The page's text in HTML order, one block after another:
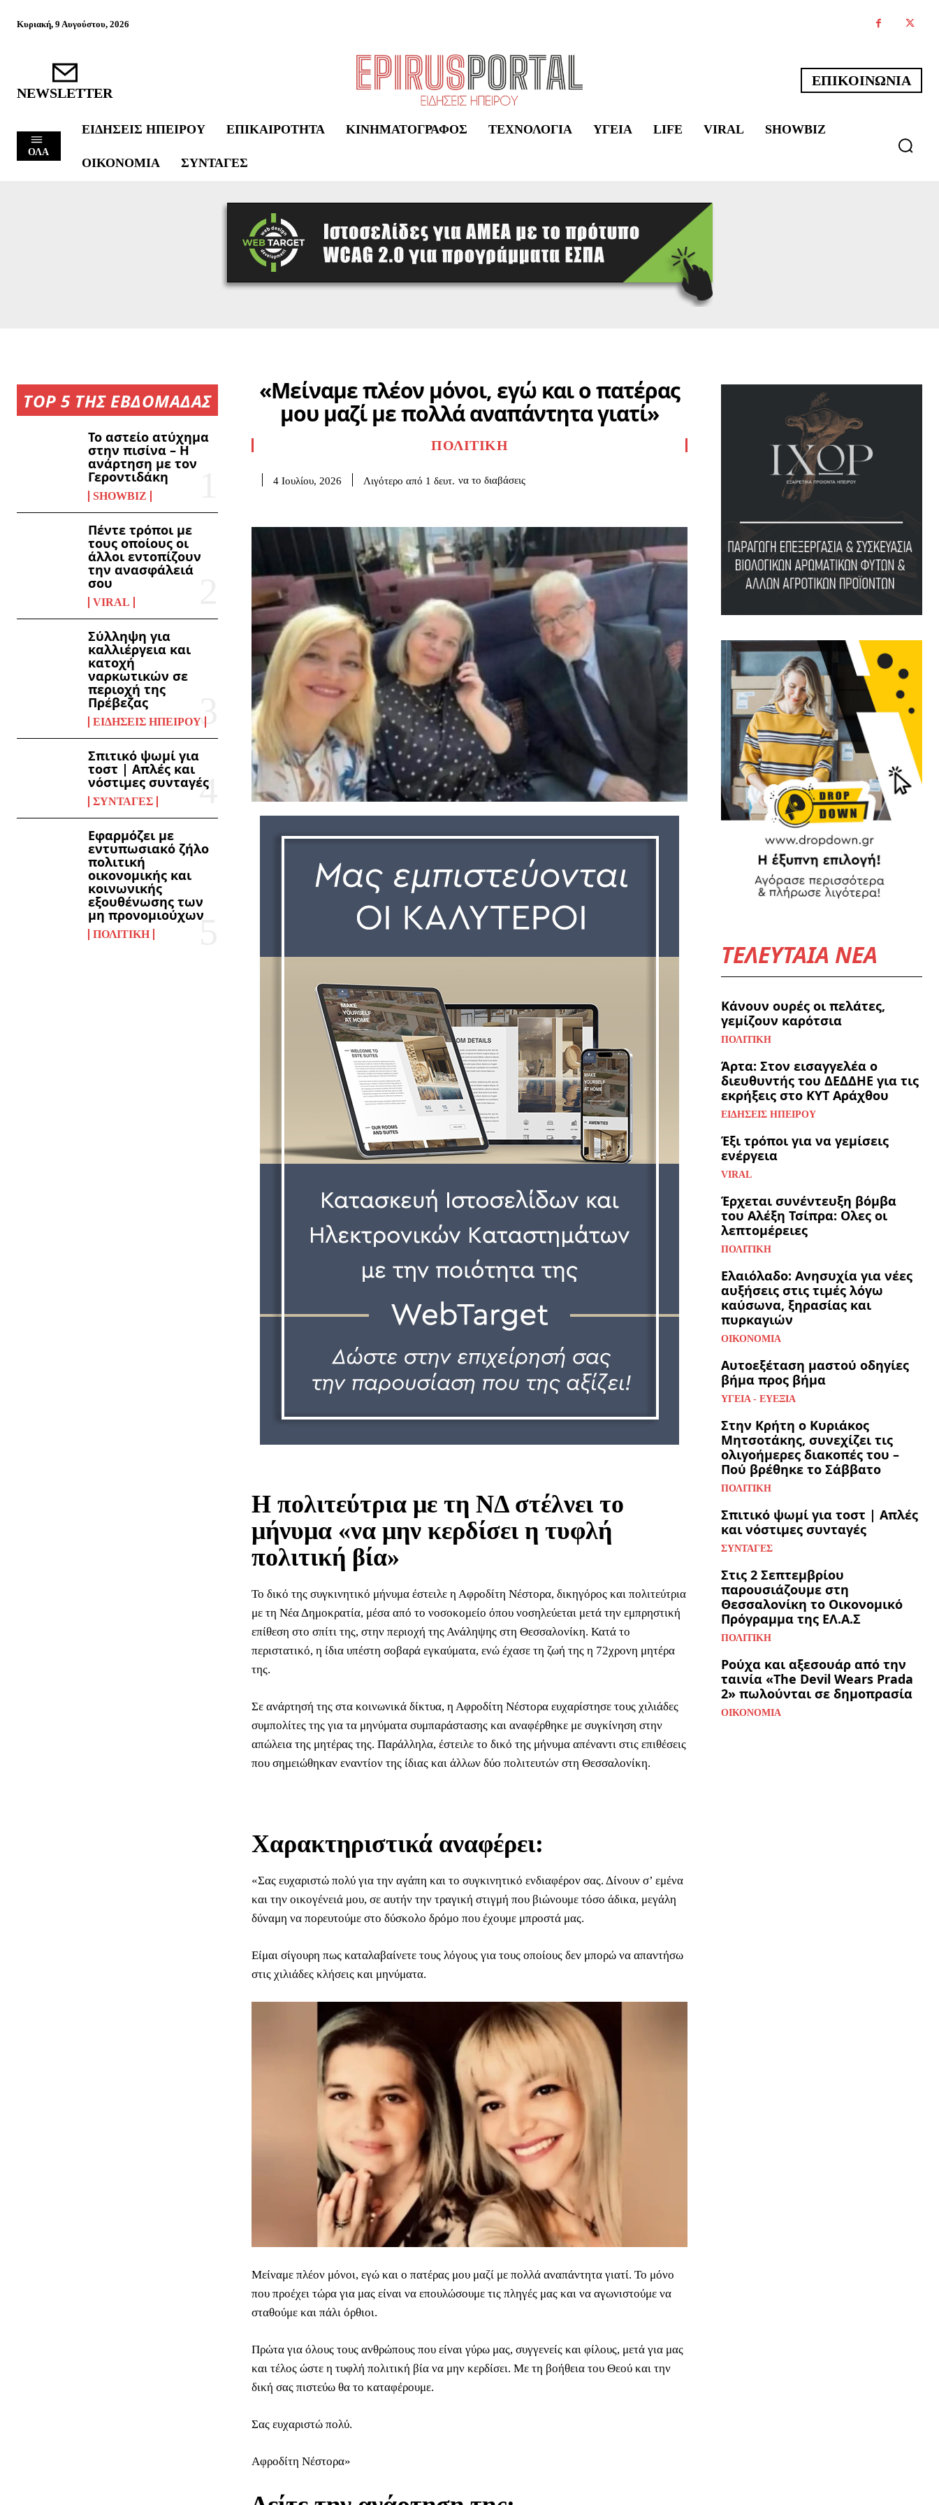
Κυριακή, 9 Αυγούστου, 2026
NEWSLETTER
ΕΠΙΚΟΙΝΩΝΙΑ
ΟΛΑ
ΕΙΔΉΣΕΙΣ ΗΠΕΊΡΟΥ ΕΠΙΚΑΙΡΌΤΗΤΑ ΚΙΝΗΜΑΤΟΓΡΆΦΟΣ ΤΕΧΝΟΛΟΓΊΑ ΥΓΕΊΑ LIFE VIRAL SHOWBIZ
ΟΙΚΟΝΟΜΊΑ ΣΥΝΤΑΓΈΣ
TOP 5 ΤΗΣ ΕΒΔΟΜΑΔΑΣ
Το αστείο ατύχημα
στην πισίνα – Η
ανάρτηση με τον
Γεροντιδάκη
SHOWBIZ
Πέντε τρόποι με
τους οποίους οι
άλλοι εντοπίζουν
την ανασφάλειά
σου
VIRAL
Σύλληψη για
καλλιέργεια και
κατοχή
ναρκωτικών σε
περιοχή της
Πρέβεζας
ΕΙΔΉΣΕΙΣ ΗΠΕΊΡΟΥ
Σπιτικό ψωμί για
τοστ | Απλές και
νόστιμες συνταγές
ΣΥΝΤΑΓΈΣ
Εφαρμόζει με
εντυπωσιακό ζήλο
πολιτική
οικονομικής και
κοινωνικής
εξουθένωσης των
μη προνομιούχων
ΠΟΛΙΤΙΚΉ
«Μείναμε πλέον μόνοι, εγώ και ο πατέρας
μου μαζί με πολλά αναπάντητα γιατί»
ΠΟΛΙΤΙΚΉ
4 Ιουλίου, 2026 Λιγότερο από 1 δευτ. να το διαβάσεις
Η πολιτεύτρια με τη ΝΔ στέλνει το
μήνυμα «να μην κερδίσει η τυφλή
πολιτική βία»
Το δικό της συγκινητικό μήνυμα έστειλε η Αφροδίτη Νέστορα, δικηγόρος και πολιτεύτρια
με τη Νέα Δημοκρατία, μέσα από το νοσοκομείο όπου νοσηλεύεται μετά την εμπρηστική
επίθεση στο σπίτι της, στην περιοχή της Ανάληψης στη Θεσσαλονίκη. Κατά το
περιστατικό, η ίδια υπέστη σοβαρά εγκαύματα, ενώ έχασε τη ζωή της η 72χρονη μητέρα
της.
Σε ανάρτησή της στα κοινωνικά δίκτυα, η Αφροδίτη Νέστορα ευχαρίστησε τους χιλιάδες
συμπολίτες της για τα μηνύματα συμπαράστασης και αναφέρθηκε με συγκίνηση στην
απώλεια της μητέρας της. Παράλληλα, έστειλε το δικό της μήνυμα απέναντι στις επιθέσεις
που σημειώθηκαν εναντίον της ίδιας και άλλων δύο πολιτευτών στη Θεσσαλονίκη.
Χαρακτηριστικά αναφέρει:
«Σας ευχαριστώ πολύ για την αγάπη και το συγκινητικό ενδιαφέρον σας. Δίνουν σ’ εμένα
και την οικογένειά μου, σε αυτήν την τραγική στιγμή που βιώνουμε τόσο άδικα, μεγάλη
δύναμη να πορευτούμε στο δύσκολο δρόμο που έχουμε μπροστά μας.
Είμαι σίγουρη πως καταλαβαίνετε τους λόγους για τους οποίους δεν μπορώ να απαντήσω
στις χιλιάδες κλήσεις και μηνύματα.
Μείναμε πλέον μόνοι, εγώ και ο πατέρας μου μαζί με πολλά αναπάντητα γιατί. Το μόνο
που προέχει τώρα για μας είναι να επουλώσουμε τις πληγές μας και να αγωνιστούμε να
σταθούμε και πάλι όρθιοι.
Πρώτα για όλους τους ανθρώπους που είναι γύρω μας, συγγενείς και φίλους, μετά για μας
και τέλος ώστε η τυφλή πολιτική βία να μην κερδίσει. Με τη βοήθεια του Θεού και την
δική σας πιστεύω θα το καταφέρουμε.
Σας ευχαριστώ πολύ.
Αφροδίτη Νέστορα»
ΤΕΛΕΥΤΑΙΑ ΝΕΑ
Κάνουν ουρές οι πελάτες,
γεμίζουν καρότσια
ΠΟΛΙΤΙΚΉ
Άρτα: Στον εισαγγελέα ο
διευθυντής του ΔΕΔΔΗΕ για τις
εκρήξεις στο ΚΥΤ Αράχθου
ΕΙΔΉΣΕΙΣ ΗΠΕΊΡΟΥ
Έξι τρόποι για να γεμίσεις
ενέργεια
VIRAL
Έρχεται συνέντευξη βόμβα
του Αλέξη Τσίπρα: Ολες οι
λεπτομέρειες
ΠΟΛΙΤΙΚΉ
Ελαιόλαδο: Ανησυχία για νέες
αυξήσεις στις τιμές λόγω
καύσωνα, ξηρασίας και
πυρκαγιών
ΟΙΚΟΝΟΜΊΑ
Αυτοεξέταση μαστού οδηγίες
βήμα προς βήμα
ΥΓΕΊΑ - ΕΥΕΞΊΑ
Στην Κρήτη ο Κυριάκος
Μητσοτάκης, συνεχίζει τις
ολιγοήμερες διακοπές του –
Πού βρέθηκε το Σάββατο
ΠΟΛΙΤΙΚΉ
Σπιτικό ψωμί για τοστ | Απλές
και νόστιμες συνταγές
ΣΥΝΤΑΓΈΣ
Στις 2 Σεπτεμβρίου
παρουσιάζουμε στη
Θεσσαλονίκη το Οικονομικό
Πρόγραμμα της ΕΛ.Α.Σ
ΠΟΛΙΤΙΚΉ
Ρούχα και αξεσουάρ από την
ταινία «The Devil Wears Prada
2» πωλούνται σε δημοπρασία
ΟΙΚΟΝΟΜΊΑ